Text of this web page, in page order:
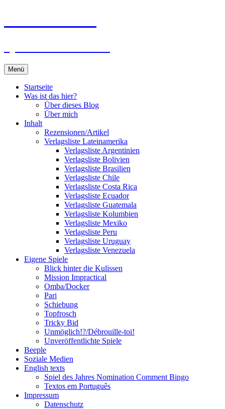
Menü
Startseite
Was ist das hier?
Über dieses Blog
Über mich
Inhalt
Rezensionen/Artikel
Verlagsliste Lateinamerika
Verlagsliste Argentinien
Verlagsliste Bolivien
Verlagsliste Brasilien
Verlagsliste Chile
Verlagsliste Costa Rica
Verlagsliste Ecuador
Verlagsliste Guatemala
Verlagsliste Kolumbien
Verlagsliste Mexiko
Verlagsliste Peru
Verlagsliste Uruguay
Verlagsliste Venezuela
Eigene Spiele
Blick hinter die Kulissen
Mission Impractical
Omba/Docker
Pari
Schiebung
Topfrosch
Tricky Bid
Unmöglich!?/Débrouille-toi!
Unveröffentlichte Spiele
Beeple
Soziale Medien
English texts
Spiel des Jahres Nomination Comment Bingo
Textos em Português
Impressum
Datenschutz